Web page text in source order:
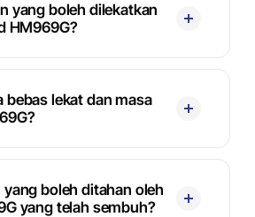
yang boleh dilekatkan
HM969G?
bebas lekat dan masa
boleh ditahan oleh
yang telah sembuh?